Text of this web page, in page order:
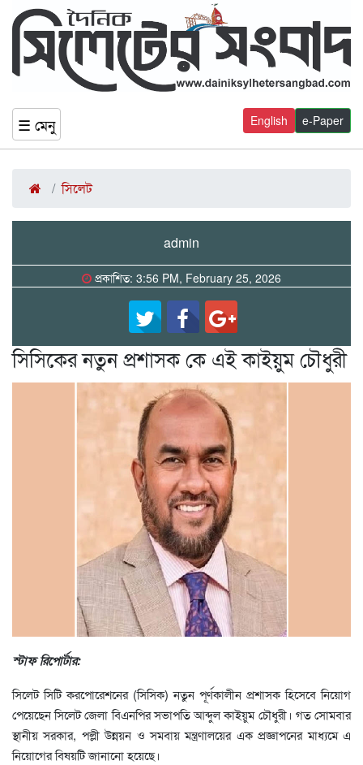
☰ মেনু e-Paper
English
সিলেট
admin
প্রকাশিত: 3:56 PM, February 25, 2026
সিসিকের নতুন প্রশাসক কে এই কাইয়ুম চৌধুরী
স্টাফ রিপোর্টার:
সিলেট সিটি করপোরেশনের (সিসিক) নতুন পূর্ণকালীন প্রশাসক হিসেবে নিয়োগ
পেয়েছেন সিলেট জেলা বিএনপির সভাপতি আব্দুল কাইয়ুম চৌধুরী। গত সোমবার
স্থানীয় সরকার, পল্লী উন্নয়ন ও সমবায় মন্ত্রণালয়ের এক প্রজ্ঞাপনের মাধ্যমে এ
নিয়োগের বিষয়টি জানানো হয়েছে।